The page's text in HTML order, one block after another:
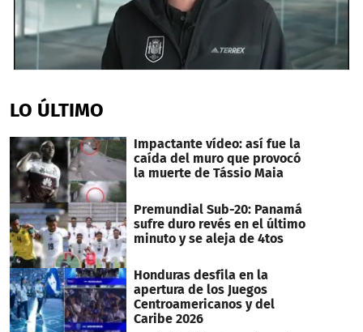
of
2
1
second
LO ÚLTIMO
Impactante vídeo: así fue la
caída del muro que provocó
la muerte de Tássio Maia
Premundial Sub-20: Panamá
sufre duro revés en el último
minuto y se aleja de 4tos
Honduras desfila en la
apertura de los Juegos
Centroamericanos y del
Caribe 2026